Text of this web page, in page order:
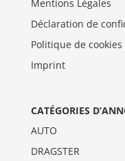
Mentions Légales
Déclaration de
Politique de cookies
Imprint
CATÉGORIES
AUTO
DRAGSTER